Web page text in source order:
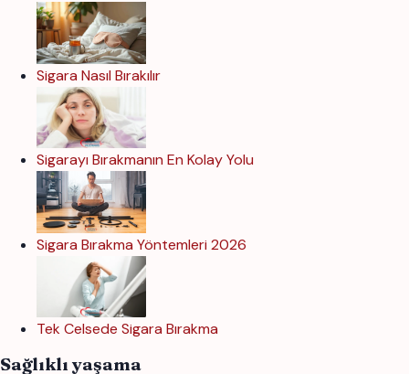
Sigara Nasıl Bırakılır
Sigarayı Bırakmanın En Kolay Yolu
Sigara Bırakma Yöntemleri 2026
Tek Celsede Sigara Bırakma
Sağlıklı yaşama